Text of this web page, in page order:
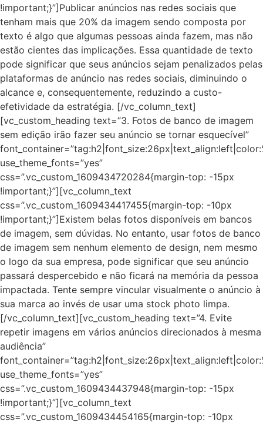
!important;}”]Publicar anúncios nas redes sociais que
tenham mais que 20% da imagem sendo composta por
texto é algo que algumas pessoas ainda fazem, mas não
estão cientes das implicações. Essa quantidade de texto
pode significar que seus anúncios sejam penalizados pelas
plataformas de anúncio nas redes sociais, diminuindo o
alcance e, consequentemente, reduzindo a custo-
efetividade da estratégia. [/vc_column_text]
[vc_custom_heading text=”3. Fotos de banco de imagem
sem edição irão fazer seu anúncio se tornar esquecível”
use_theme_fonts=”yes”
css=”.vc_custom_1609434720284{margin-top: -15px
!important;}”][vc_column_text
css=”.vc_custom_1609434417455{margin-top: -10px
!important;}”]Existem belas fotos disponíveis em bancos
de imagem, sem dúvidas. No entanto, usar fotos de banco
de imagem sem nenhum elemento de design, nem mesmo
o logo da sua empresa, pode significar que seu anúncio
passará despercebido e não ficará na memória da pessoa
impactada. Tente sempre vincular visualmente o anúncio à
sua marca ao invés de usar uma stock photo limpa.
[/vc_column_text][vc_custom_heading text=”4. Evite
repetir imagens em vários anúncios direcionados à mesma
audiência”
use_theme_fonts=”yes”
css=”.vc_custom_1609434437948{margin-top: -15px
!important;}”][vc_column_text
css=”.vc_custom_1609434454165{margin-top: -10px